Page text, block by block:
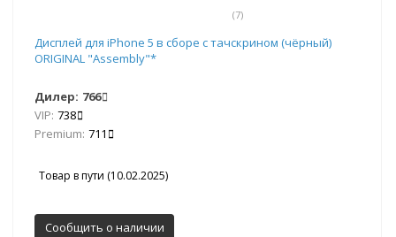
(7)
Дисплей для iPhone 5 в сборе с тачскрином (чёрный)
ORIGINAL "Assembly"*
Дилер: 766
VIP: 738
Premium: 711
Товар в пути (10.02.2025)
Сообщить о наличии